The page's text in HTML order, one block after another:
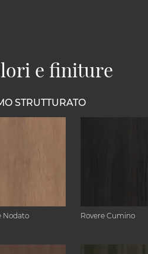
e finiture
STRUTTURATO
Nodato Rovere Cumino